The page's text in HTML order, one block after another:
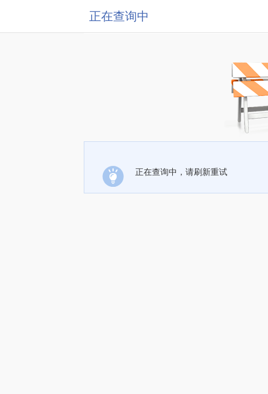
正在查询中
正在查询中，请刷新重试